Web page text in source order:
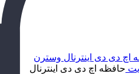
اچ دی دی اینترنال وسترن
حافظه اچ دی دی اینترنال